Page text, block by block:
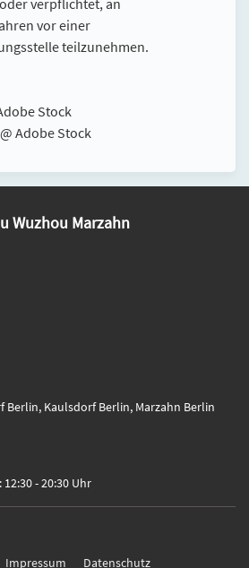
vor einer
teilzunehmen.
Stock
Adobe Stock
Wuzhou Marzahn
Berlin, Kaulsdorf Berlin, Marzahn Berlin
12:30 - 20:30 Uhr
Impressum Datenschutz